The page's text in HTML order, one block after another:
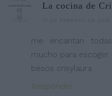
La cocina de
me encantan
mucho para escoger
besos crisylaura
Responder